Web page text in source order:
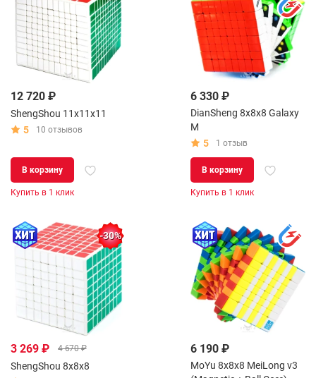
12 720 ₽
ShengShou 11x11x11
5
10 отзывов
В корзину
Купить в 1 клик
6 330 ₽
DianSheng 8x8x8 Galaxy
M
5
1 отзыв
В корзину
Купить в 1 клик
-30%
3 269 ₽ 4 670 ₽
ShengShou 8x8x8
6 190 ₽
MoYu 8x8x8 MeiLong v3